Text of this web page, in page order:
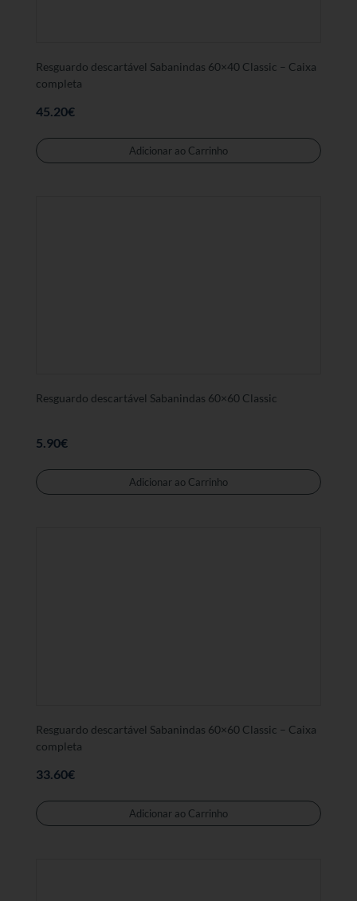
Resguardo descartável Sabanindas 60×40 Classic – Caixa
completa
45.20€
Adicionar ao Carrinho
Resguardo descartável Sabanindas 60×60 Classic
5.90€
Adicionar ao Carrinho
Resguardo descartável Sabanindas 60×60 Classic – Caixa
completa
33.60€
Adicionar ao Carrinho